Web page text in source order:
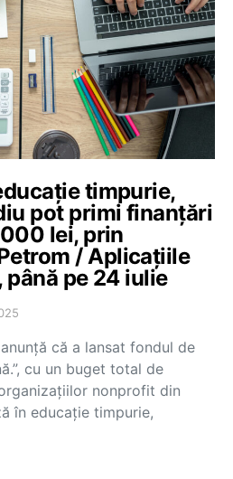
timpurie,
pot primi finanțări
lei, prin
/ Aplicațiile
pe 24 iulie
că a lansat fondul de
cu un buget total de
nonprofit din
în educație timpurie,